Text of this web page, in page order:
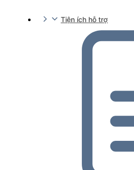
Tiện ích hỗ trợ